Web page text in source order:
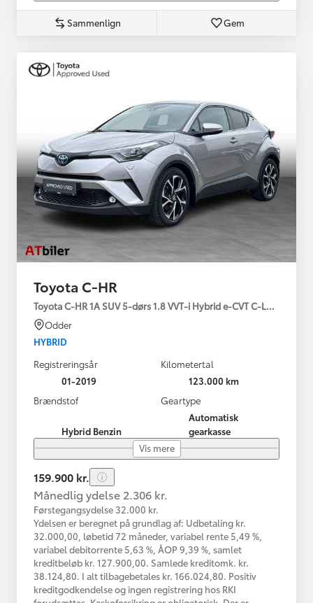
Sammenlign Gem
Toyota C-HR
Toyota C-HR 1A SUV 5-dørs 1.8 VVT-i Hybrid e-CVT C-LUB -
Odder
HYBRID
Registreringsår
01-2019
Kilometertal
123.000 km
Brændstof
Hybrid Benzin
Geartype
Automatisk
gearkasse
Vis mere
159.900 kr.
Månedlig ydelse 2.306 kr.
Førstegangsydelse 32.000 kr.
Ydelsen er beregnet på grundlag af: Udbetaling kr.
32.000,00, løbetid 72 måneder, variabel rente 5,49 %,
variabel debitorrente 5,63 %, ÅOP 9,39 %, samlet
kreditbeløb kr. 127.900,00. Samlede kreditomk. kr.
38.124,80. I alt tilbagebetales kr. 166.024,80. Positiv
kreditgodkendelse og ingen registrering hos RKI